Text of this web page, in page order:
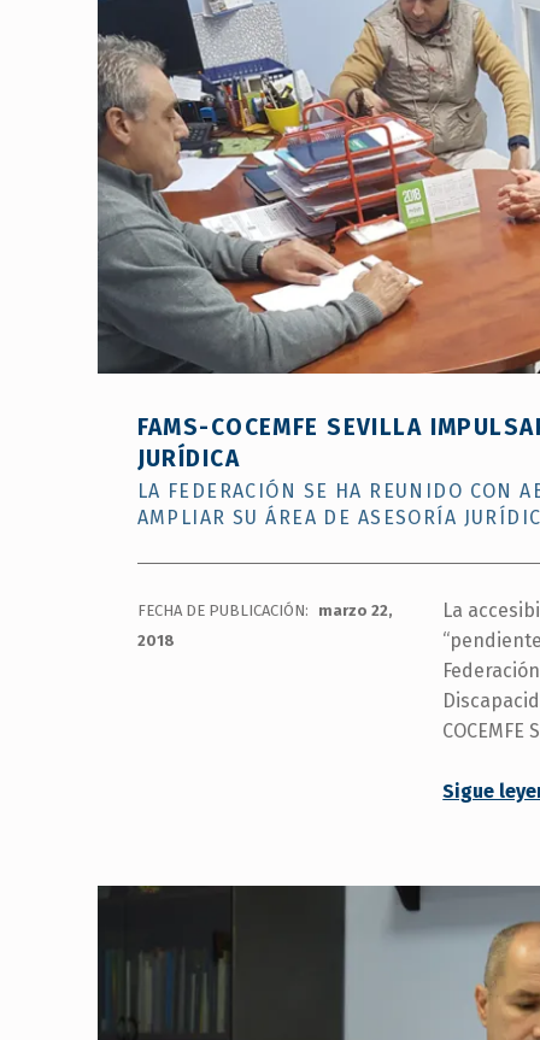
FAMS-COCEMFE SEVILLA
JURÍDICA
LA FEDERACIÓN SE HA REUNIDO CON
AMPLIAR SU ÁREA DE ASESORÍA
FECHA DE PUBLICACIÓN:
marzo 22,
2018
La
Sigue